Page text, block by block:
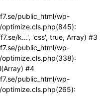
public_html/wp-
k...', 'css', true, Array) #3
public_html/wp-
#4
public_html/wp-